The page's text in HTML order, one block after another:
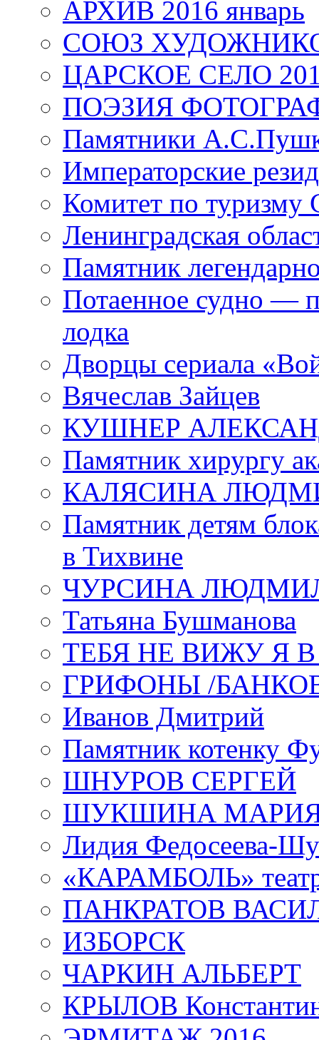
АРХИВ 2016 январь
СОЮЗ
ЦАРСКОЕ СЕЛО
ПОЭЗИЯ
Памятники
Императорские
Комитет по туризму
Ленинградская
Памятник
Потаенное судно —
лодка
Дворцы сериала
Вячеслав Зайцев
КУШНЕР
Памятник хирургу
КАЛЯСИНА
Памятник детям
в Тихвине
ЧУРСИНА
Татьяна Бушманова
ТЕБЯ НЕ ВИЖУ Я
ГРИФОНЫ /
Иванов Дмитрий
Памятник котенку
ШНУРОВ СЕРГЕЙ
ШУКШИНА
Лидия Федосеева-
«КАРАМБОЛЬ»
ПАНКРАТОВ
ИЗБОРСК
ЧАРКИН АЛЬБЕРТ
КРЫЛОВ